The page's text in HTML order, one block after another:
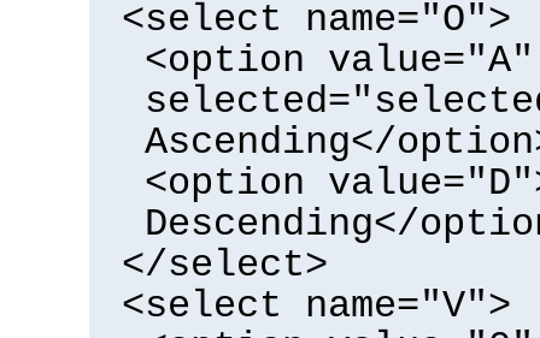
<select name="O">
<option value="A"
Ascending</
<option
Descending</
</select>
<select name="V">